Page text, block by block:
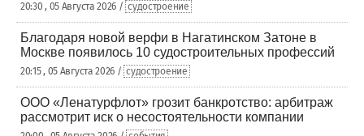
20:30 , 05 Августа 2026 / судостроение
Благодаря новой верфи в Нагатинском Затоне в
Москве появилось 10 судостроительных профессий
20:15 , 05 Августа 2026 / судостроение
ООО «Ленатурфлот» грозит банкротство: арбитраж
рассмотрит иск о несостоятельности компании